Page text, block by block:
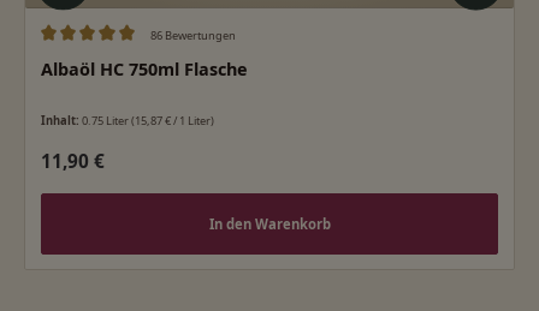
86 Bewertungen
Albaöl HC 750ml Flasche
Inhalt: 0.75 Liter(15,87 € / 1 Liter)
Regulärer Preis:
11,90 €
In den Warenkorb